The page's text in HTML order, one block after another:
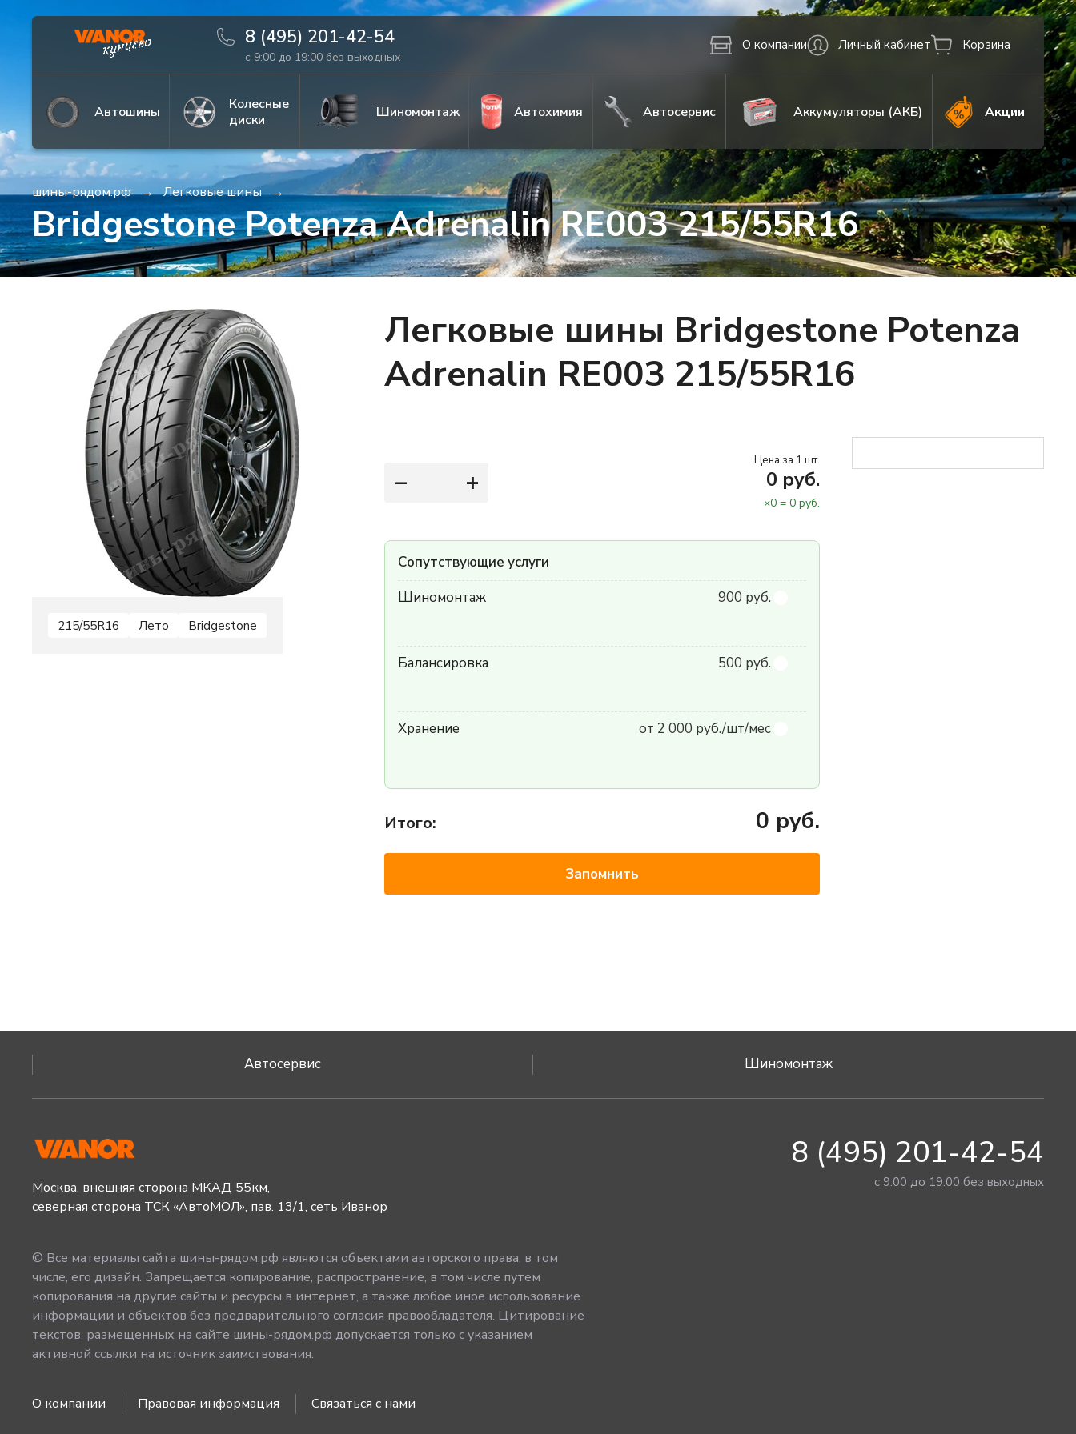
8 (495) 201-42-54
с 9:00 до 19:00 без выходных
О компании Личный кабинет Корзина
Автошины
Колесные
диски
Шиномонтаж Автохимия Автосервис Аккумуляторы (АКБ) Акции
шины-рядом.рф Легковые шины
Bridgestone Potenza Adrenalin RE003 215/55R16
215/55R16 Лето Bridgestone
Легковые шины Bridgestone Potenza
Adrenalin RE003 215/55R16
− +
Цена за 1 шт.
0 руб.
×0 = 0 руб.
Сопутствующие услуги
Шиномонтаж
900 руб.
Балансировка 500 руб.
Хранение от 2 000 руб./шт/мес
Итого: 0 руб.
Запомнить
Автосервис Шиномонтаж
Москва, внешняя сторона МКАД 55км,
северная сторона ТСК «АвтоМОЛ», пав. 13/1, сеть Иванор
8 (495) 201-42-54
с 9:00 до 19:00 без выходных
© Все материалы сайта шины-рядом.рф являются объектами авторского права, в том
числе, его дизайн. Запрещается копирование, распространение, в том числе путем
копирования на другие сайты и ресурсы в интернет, а также любое иное использование
информации и объектов без предварительного согласия правообладателя. Цитирование
текстов, размещенных на сайте шины-рядом.рф допускается только с указанием
активной ссылки на источник заимствования.
О компании Правовая информация Связаться с нами
Информация Фото товара